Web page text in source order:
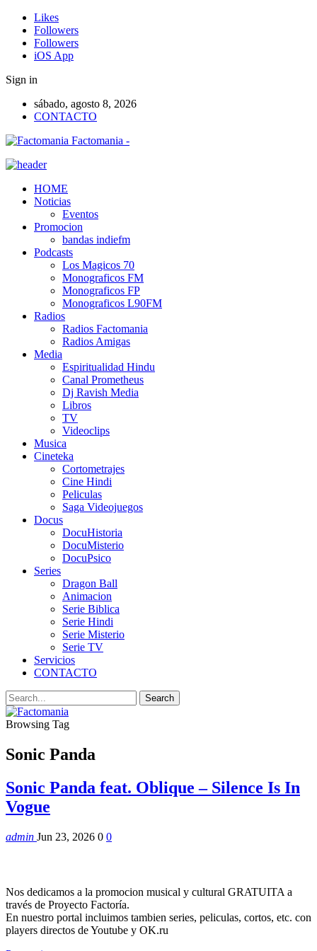
Likes
Followers
Followers
iOS App
Sign in
sábado, agosto 8, 2026
CONTACTO
Factomania -
HOME
Noticias
Eventos
Promocion
bandas indiefm
Podcasts
Los Magicos 70
Monograficos FM
Monograficos FP
Monograficos L90FM
Radios
Radios Factomania
Radios Amigas
Media
Espiritualidad Hindu
Canal Prometheus
Dj Ravish Media
Libros
TV
Videoclips
Musica
Cineteka
Cortometrajes
Cine Hindi
Peliculas
Saga Videojuegos
Docus
DocuHistoria
DocuMisterio
DocuPsico
Series
Dragon Ball
Animacion
Serie Biblica
Serie Hindi
Serie Misterio
Serie TV
Servicios
CONTACTO
Browsing Tag
Sonic Panda
Sonic Panda feat. Oblique – Silence Is In
Vogue
admin Jun 23, 2026 0 0
Nos dedicamos a la promocion musical y cultural GRATUITA a
través de Proyecto Factoría.
En nuestro portal incluimos tambien series, peliculas, cortos, etc. con
players directos de Youtube y OK.ru